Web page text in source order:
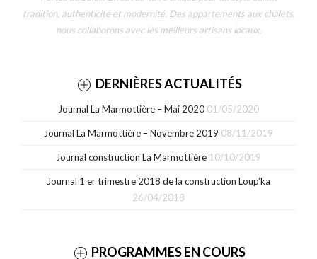
tradition, authenticité et modernité. Des appartements aux chalets,
nous collaborons avec les meilleurs artisans locaux.
DERNIÈRES ACTUALITÉS
Journal La Marmottière – Mai 2020 01/05/2020
Journal La Marmottière – Novembre 2019 08/11/2019
Journal construction La Marmottière 10/10/2019
Journal 1 er trimestre 2018 de la construction Loup’ka
26/04/2018
PROGRAMMES EN COURS